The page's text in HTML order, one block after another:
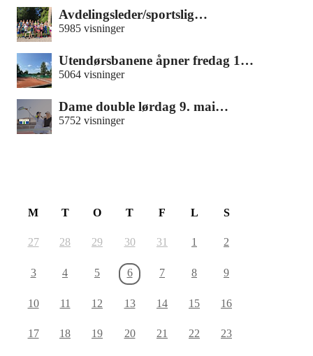
Avdelingsleder/sportslig…
5985 visninger
Utendørsbanene åpner fredag 1…
5064 visninger
Dame double lørdag 9. mai…
5752 visninger
M T O T F L S
27 28 29 30 31 1 2
3 4 5 6 7 8 9
10 11 12 13 14 15 16
17 18 19 20 21 22 23